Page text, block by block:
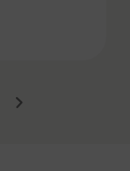
Nächstes